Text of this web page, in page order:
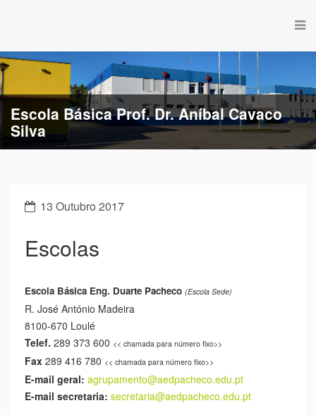
Escola Básica Prof. Dr. Aníbal Cavaco
Silva
13 Outubro 2017
Escolas
Escola Básica Eng. Duarte Pacheco (Escola Sede)
R. José António Madeira
8100-670 Loulé
Telef. 289 373 600 << chamada para número fixo>>
Fax 289 416 780 << chamada para número fixo>>
E-mail geral: agrupamento@aedpacheco.edu.pt
E-mail secretaria: secretaria@aedpacheco.edu.pt